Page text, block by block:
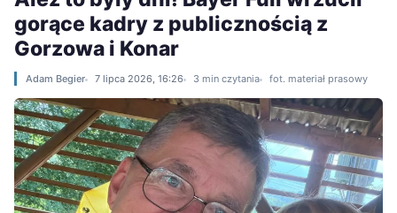
gorące kadry z publicznością z
Gorzowa i Konar
Adam Begier 7 lipca 2026, 16:26 3 min czytania fot. materiał prasowy